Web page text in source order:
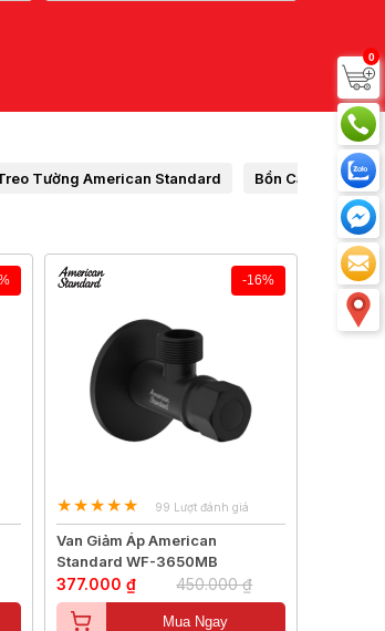
Tường American Standard Bồn Cầu 2 Khối
-16%
99 Lượt đánh giá
Van Giảm Áp American
Standard WF-3650MB
377.000 ₫ 450.000 ₫
Mua Ngay
0